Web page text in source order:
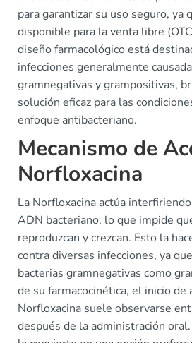
para garantizar su uso seguro, ya
disponible para la venta libre
diseño farmacológico está
infecciones generalmente
gramnegativas y grampositivas,
solución eficaz para las
enfoque antibacteriano.
Mecanismo de
Norfloxacina
La Norfloxacina actúa
ADN bacteriano, lo que impide
reproduzcan y crezcan. Esto la
contra diversas infecciones, ya
bacterias gramnegativas como
de su farmacocinética, el inicio de
Norfloxacina suele observarse
después de la administración